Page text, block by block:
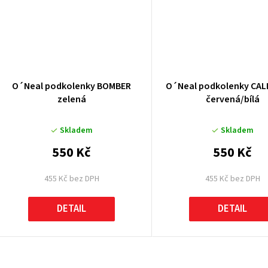
O´Neal podkolenky BOMBER
zelená
Skladem
455 Kč bez DPH
550 Kč
DETAIL
O´Neal podkolenky
červená/bílá
Skladem
455 Kč bez DPH
550 Kč
DETAIL